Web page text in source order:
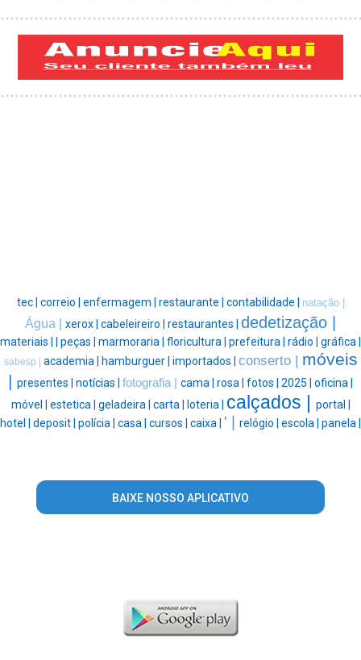
tec | correio | enfermagem | restaurante | contabilidade | natação |
Água | xerox | cabeleireiro | restaurantes | dedetização |
materiais | peças | marmoraria | floricultura | prefeitura | rádio | gráfica |
sabesp | academia | hamburguer | importados | conserto | móveis
| presentes | notícias | fotografia | cama | rosa | fotos | 2025 | oficina |
móvel | estetica | geladeira | carta | loteria | calçados |
portal |
hotel | deposit | polícia | casa | cursos | caixa | ' | relógio | escola | panela |
BAIXE NOSSO APLICATIVO